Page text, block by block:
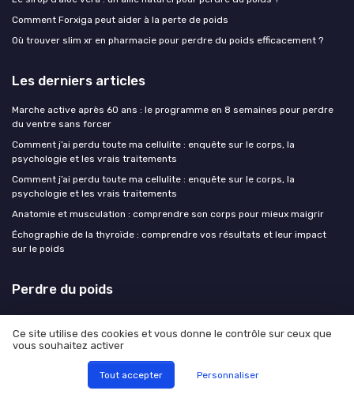
Comment Forxiga peut aider à la perte de poids
Où trouver slim xr en pharmacie pour perdre du poids efficacement ?
Les derniers articles
Marche active après 60 ans : le programme en 8 semaines pour perdre
du ventre sans forcer
Comment j’ai perdu toute ma cellulite : enquête sur le corps, la
psychologie et les vrais traitements
Comment j’ai perdu toute ma cellulite : enquête sur le corps, la
psychologie et les vrais traitements
Anatomie et musculation : comprendre son corps pour mieux maigrir
Échographie de la thyroïde : comprendre vos résultats et leur impact
sur le poids
Perdre du poids
© Perdre du poids 2026
Ce site utilise des cookies et vous donne le contrôle sur ceux que
vous souhaitez activer
Tout accepter Personnaliser